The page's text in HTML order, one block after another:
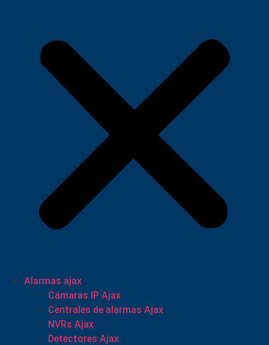
Alarmas ajax
Cámaras IP Ajax
Centrales de alarmas Ajax
NVRs Ajax
Detectores Ajax